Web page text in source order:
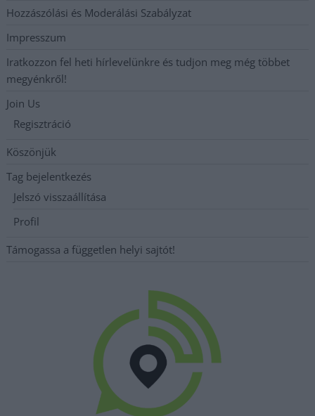
Hozzászólási és Moderálási Szabályzat
Impresszum
Iratkozzon fel heti hírlevelünkre és tudjon meg még többet
megyénkről!
Join Us
Regisztráció
Köszönjük
Tag bejelentkezés
Jelszó visszaállítása
Profil
Támogassa a független helyi sajtót!